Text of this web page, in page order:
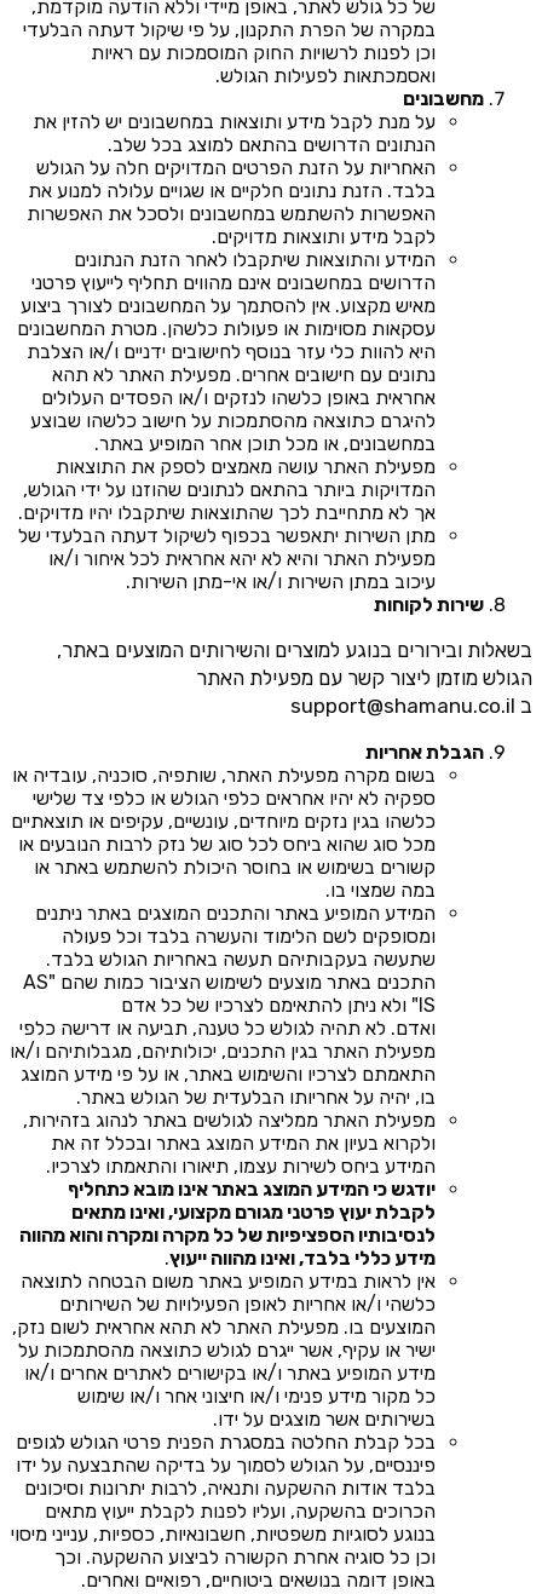
של כל גולש לאתר, באופן מיידי וללא הודעה מוקדמת,
במקרה של הפרת התקנון, על פי שיקול דעתה הבלעדי
וכן לפנות לרשויות החוק המוסמכות עם ראיות
ואסמכתאות לפעילות הגולש.
מחשבונים
על מנת לקבל מידע ותוצאות במחשבונים יש להזין את
הנתונים הדרושים בהתאם למוצג בכל שלב.
האחריות על הזנת הפרטים המדויקים חלה על הגולש
בלבד. הזנת נתונים חלקיים או שגויים עלולה למנוע את
האפשרות להשתמש במחשבונים ולסכל את האפשרות
לקבל מידע ותוצאות מדויקים.
המידע והתוצאות שיתקבלו לאחר הזנת הנתונים
הדרושים במחשבונים אינם מהווים תחליף לייעוץ פרטני
מאיש מקצוע. אין להסתמך על המחשבונים לצורך ביצוע
עסקאות מסוימות או פעולות כלשהן. מטרת המחשבונים
היא להוות כלי עזר בנוסף לחישובים ידניים ו/או הצלבת
נתונים עם חישובים אחרים. מפעילת האתר לא תהא
אחראית באופן כלשהו לנזקים ו/או הפסדים העלולים
להיגרם כתוצאה מהסתמכות על חישוב כלשהו שבוצע
במחשבונים, או מכל תוכן אחר המופיע באתר.
מפעילת האתר עושה מאמצים לספק את התוצאות
המדויקות ביותר בהתאם לנתונים שהוזנו על ידי הגולש,
אך לא מתחייבת לכך שהתוצאות שיתקבלו יהיו מדויקים.
מתן השירות יתאפשר בכפוף לשיקול דעתה הבלעדי של
מפעילת האתר והיא לא יהא אחראית לכל איחור ו/או
עיכוב במתן השירות ו/או אי-מתן השירות.
שירות לקוחות
בשאלות ובירורים בנוגע למוצרים והשירותים המוצעים באתר,
הגולש מוזמן ליצור קשר עם מפעילת האתר
ב support@shamanu.co.il
הגבלת אחריות
בשום מקרה מפעילת האתר, שותפיה, סוכניה, עובדיה או
ספקיה לא יהיו אחראים כלפי הגולש או כלפי צד שלישי
כלשהו בגין נזקים מיוחדים, עונשיים, עקיפים או תוצאתיים
מכל סוג שהוא ביחס לכל סוג של נזק לרבות הנובעים או
קשורים בשימוש או בחוסר היכולת להשתמש באתר או
במה שמצוי בו.
המידע המופיע באתר והתכנים המוצגים באתר ניתנים
ומסופקים לשם הלימוד והעשרה בלבד וכל פעולה
שתעשה בעקבותיהם תעשה באחריות הגולש בלבד.
התכנים באתר מוצעים לשימוש הציבור כמות שהם "AS
IS" ולא ניתן להתאימם לצרכיו של כל אדם
ואדם. לא תהיה לגולש כל טענה, תביעה או דרישה כלפי
מפעילת האתר בגין התכנים, יכולותיהם, מגבלותיהם ו/או
התאמתם לצרכיו והשימוש באתר, או על פי מידע המוצג
בו, יהיה על אחריותו הבלעדית של הגולש באתר.
מפעילת האתר ממליצה לגולשים באתר לנהוג בזהירות,
ולקרוא בעיון את המידע המוצג באתר ובכלל זה את
המידע ביחס לשירות עצמו, תיאורו והתאמתו לצרכיו.
יודגש כי המידע המוצג באתר אינו מובא כתחליף
לקבלת יעוץ פרטני מגורם מקצועי, ואינו מתאים
לנסיבותיו הספציפיות של כל מקרה ומקרה והוא מהווה
מידע כללי בלבד, ואינו מהווה ייעוץ.
אין לראות במידע המופיע באתר משום הבטחה לתוצאה
כלשהי ו/או אחריות לאופן הפעילויות של השירותים
המוצעים בו. מפעילת האתר לא תהא אחראית לשום נזק,
ישיר או עקיף, אשר ייגרם לגולש כתוצאה מהסתמכות על
מידע המופיע באתר ו/או בקישורים לאתרים אחרים ו/או
כל מקור מידע פנימי ו/או חיצוני אחר ו/או שימוש
בשירותים אשר מוצגים על ידו.
בכל קבלת החלטה במסגרת הפנית פרטי הגולש לגופים
פיננסיים, על הגולש לסמוך על בדיקה שהתבצעה על ידו
בלבד אודות ההשקעה ותנאיה, לרבות יתרונות וסיכונים
הכרוכים בהשקעה, ועליו לפנות לקבלת ייעוץ מתאים
בנוגע לסוגיות משפטיות, חשבונאיות, כספיות, ענייני מיסוי
וכן כל סוגיה אחרת הקשורה לביצוע ההשקעה. וכך
באופן דומה בנושאים ביטוחיים, רפואיים ואחרים.